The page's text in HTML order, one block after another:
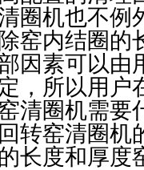
圈机也不例
除窑内结圈的
因素可以由
定，所以用户
清圈机需要
回转窑清圈机
的长度和厚度